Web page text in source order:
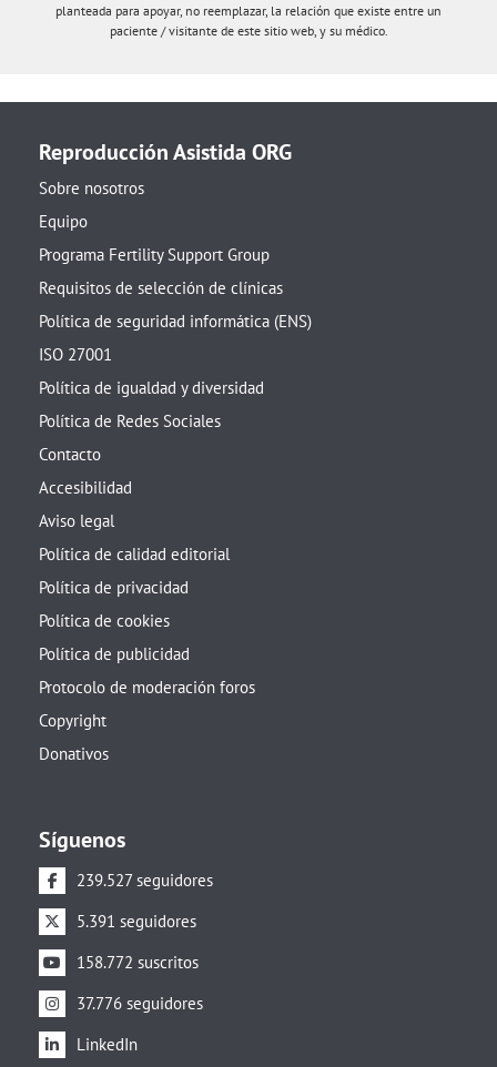
planteada para apoyar, no reemplazar, la relación que existe entre un
paciente / visitante de este sitio web, y su médico.
Reproducción Asistida ORG
Sobre nosotros
Equipo
Programa Fertility Support Group
Requisitos de selección de clínicas
Política de seguridad informática (ENS)
ISO 27001
Política de igualdad y diversidad
Política de Redes Sociales
Contacto
Accesibilidad
Aviso legal
Política de calidad editorial
Política de privacidad
Política de cookies
Política de publicidad
Protocolo de moderación foros
Copyright
Donativos
Síguenos
239.527 seguidores
5.391 seguidores
158.772 suscritos
37.776 seguidores
LinkedIn